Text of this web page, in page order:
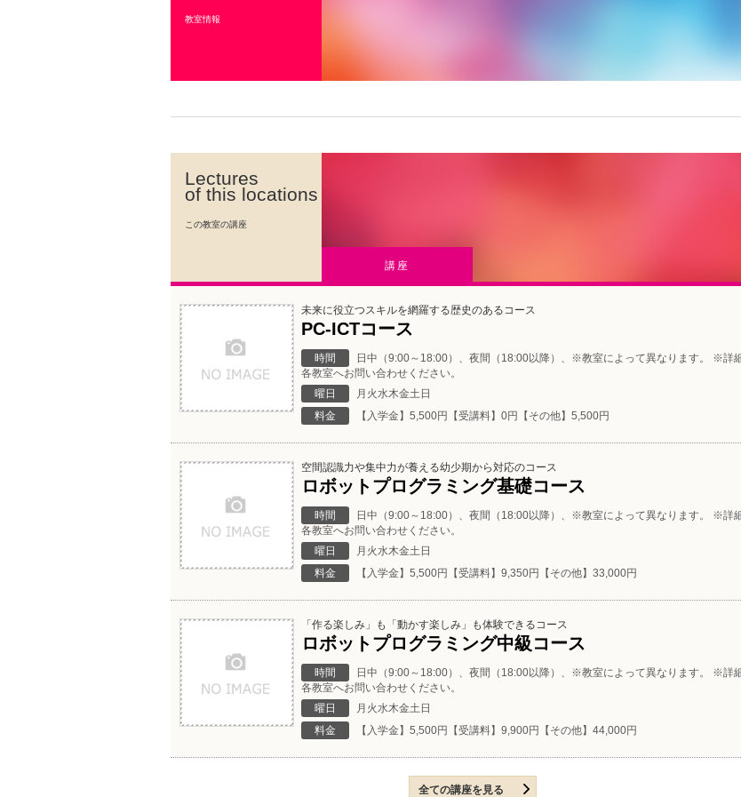
教室情報
Lectures
of this locations
この教室の講座
講座
未来に役立つスキルを網羅する歴史のあるコース
PC-ICTコース
時間
日中（9:00～18:00）、夜間（18:00以降）、※教室によって異なります。 ※詳細
各教室へお問い合わせください。
曜日
月火水木金土日
料金
【入学金】5,500円【受講料】0円【その他】5,500円
空間認識力や集中力が養える幼少期から対応のコース
ロボットプログラミング基礎コース
時間
日中（9:00～18:00）、夜間（18:00以降）、※教室によって異なります。 ※詳細
各教室へお問い合わせください。
曜日
月火水木金土日
料金
【入学金】5,500円【受講料】9,350円【その他】33,000円
「作る楽しみ」も「動かす楽しみ」も体験できるコース
ロボットプログラミング中級コース
時間
日中（9:00～18:00）、夜間（18:00以降）、※教室によって異なります。 ※詳細
各教室へお問い合わせください。
曜日
月火水木金土日
料金
【入学金】5,500円【受講料】9,900円【その他】44,000円
全ての講座を見る